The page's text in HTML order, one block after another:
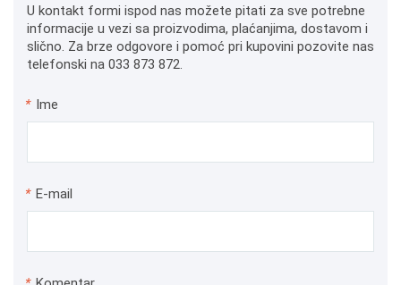
U kontakt formi ispod nas možete pitati za sve potrebne
informacije u vezi sa proizvodima, plaćanjima, dostavom i
slično. Za brze odgovore i pomoć pri kupovini pozovite nas
telefonski na 033 873 872.
* Ime
* E-mail